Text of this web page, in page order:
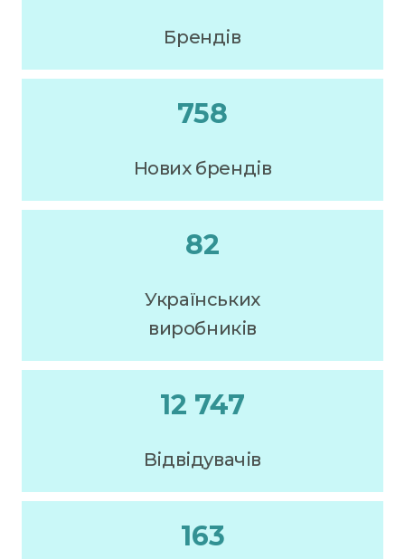
Брендів
758
Нових брендів
82
Українських
виробників
12 747
Відвідувачів
163